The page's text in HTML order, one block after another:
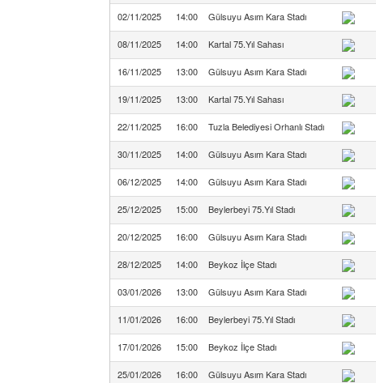
02/11/2025 14:00 Gülsuyu Asım Kara Stadı
08/11/2025 14:00 Kartal 75.Yıl Sahası
16/11/2025 13:00 Gülsuyu Asım Kara Stadı
19/11/2025 13:00 Kartal 75.Yıl Sahası
22/11/2025 16:00 Tuzla Belediyesi Orhanlı Stadı
30/11/2025 14:00 Gülsuyu Asım Kara Stadı
06/12/2025 14:00 Gülsuyu Asım Kara Stadı
25/12/2025 15:00 Beylerbeyi 75.Yıl Stadı
20/12/2025 16:00 Gülsuyu Asım Kara Stadı
28/12/2025 14:00 Beykoz İlçe Stadı
03/01/2026 13:00 Gülsuyu Asım Kara Stadı
11/01/2026 16:00 Beylerbeyi 75.Yıl Stadı
17/01/2026 15:00 Beykoz İlçe Stadı
25/01/2026 16:00 Gülsuyu Asım Kara Stadı